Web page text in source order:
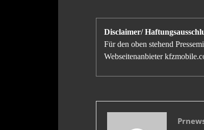
Disclaimer/
Für den oben stehend
Webseitenanbieter